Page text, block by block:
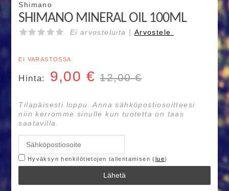
Shimano
SHIMANO MINERAL OIL 100ML
Ei arvosteluita | Arvostele
EI VARASTOSSA
Hinta: 9,00 € 12,00 €
Tilapäisesti loppu. Anna sähköpostiosoitteesi
niin kerromme sinulle kun tuotetta on taas
saatavilla.
Hyväksyn henkilötietojen tallentamisen (lue)
Lähetä